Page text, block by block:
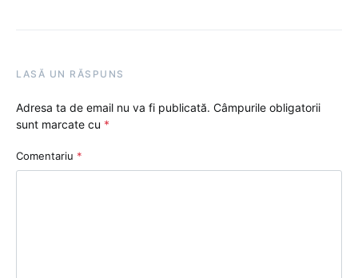
LASĂ UN RĂSPUNS
Adresa ta de email nu va fi publicată. Câmpurile obligatorii
sunt marcate cu *
Comentariu *